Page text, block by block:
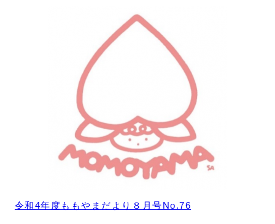
令和4年度ももやまだより８月号No.76